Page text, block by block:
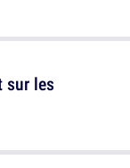
sur les